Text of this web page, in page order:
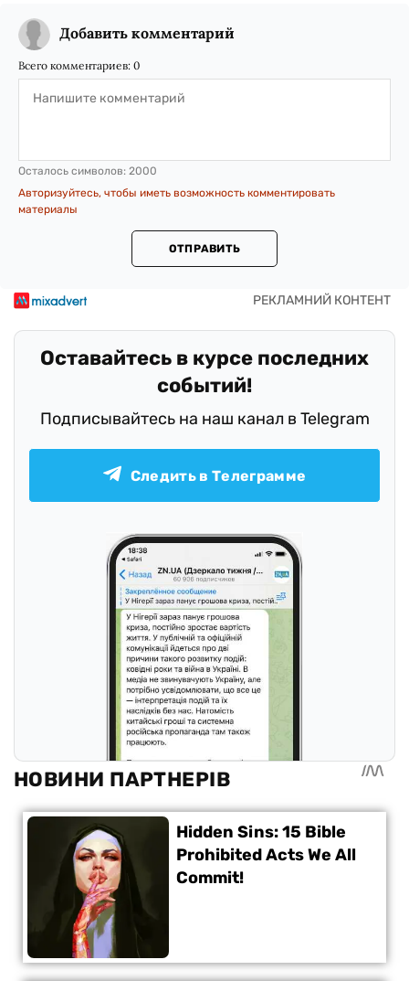
Добавить комментарий
Всего комментариев: 0
Осталось символов: 2000
Авторизуйтесь, чтобы иметь возможность комментировать
материалы
ОТПРАВИТЬ
Оставайтесь в курсе последних
событий!
Подписывайтесь на наш канал в Telegram
Следить в Телеграмме